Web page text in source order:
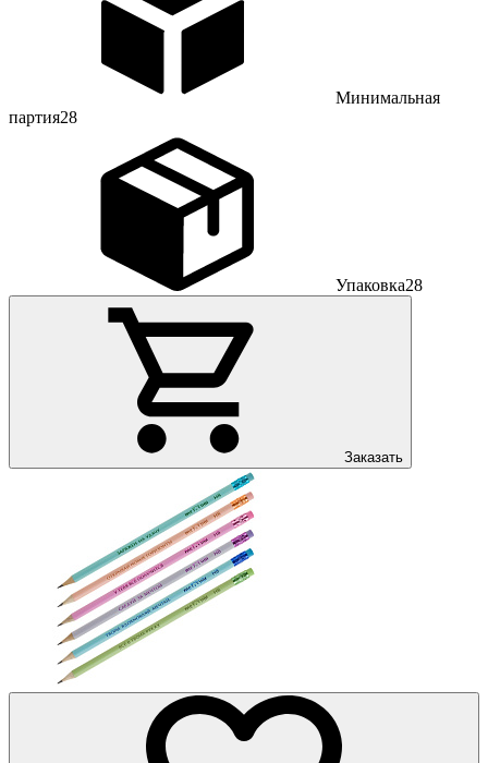
Минимальная
партия28
Упаковка28
Заказать